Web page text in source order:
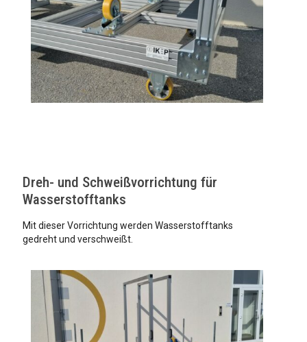
Dreh- und Schweißvorrichtung für
Wasserstofftanks
Mit dieser Vorrichtung werden Wasserstofftanks
gedreht und verschweißt.